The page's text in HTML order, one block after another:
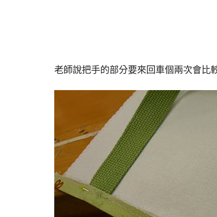
老師說把手的部分要來回車個兩次會比